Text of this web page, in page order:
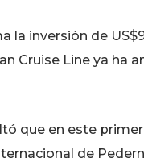
la inversión de
Cruise Line ya ha
que en este
de